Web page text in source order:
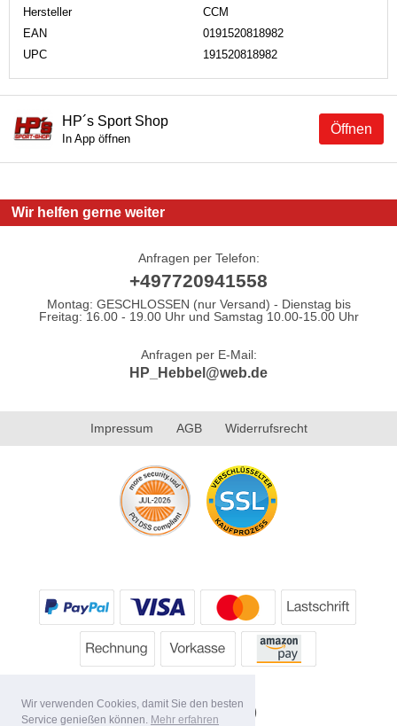
Wir verwenden Cookies, damit Sie den besten
Service genießen können. Mehr erfahren
Hersteller
CCM
EAN
0191520818982
UPC
191520818982
Öffnen
HP´s Sport Shop
In App öffnen
Wir helfen gerne weiter
Anfragen per Telefon:
+497720941558
Montag: GESCHLOSSEN (nur Versand) - Dienstag bis
Freitag: 16.00 - 19.00 Uhr und Samstag 10.00-15.00 Uhr
Anfragen per E-Mail:
HP_Hebbel@web.de
Impressum AGB Widerrufsrecht